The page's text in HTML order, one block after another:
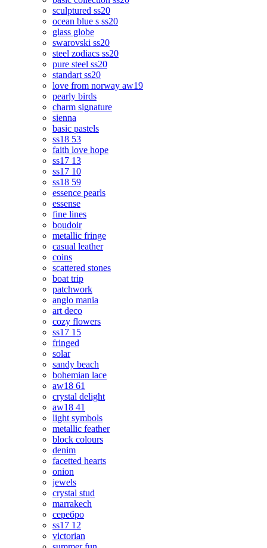
sculptured ss20
ocean blue s ss20
glass globe
swarovski ss20
steel zodiacs ss20
pure steel ss20
standart ss20
love from norway aw19
pearly birds
charm signature
sienna
basic pastels
ss18 53
faith love hope
ss17 13
ss17 10
ss18 59
essence pearls
essense
fine lines
boudoir
metallic fringe
casual leather
coins
scattered stones
boat trip
patchwork
anglo mania
art deco
cozy flowers
ss17 15
fringed
solar
sandy beach
bohemian lace
aw18 61
crystal delight
aw18 41
light symbols
metallic feather
block colours
denim
facetted hearts
onion
jewels
crystal stud
marrakech
серебро
ss17 12
victorian